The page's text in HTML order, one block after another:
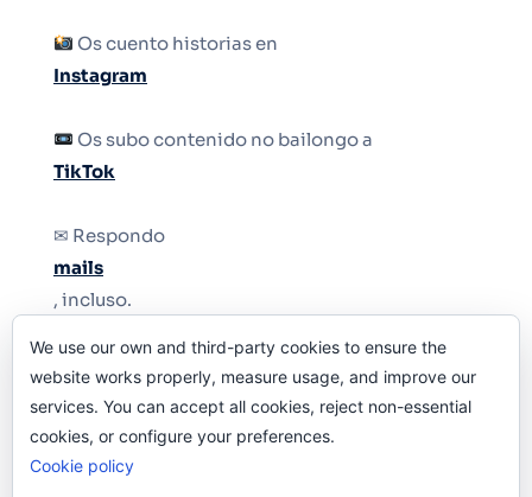
Os cuento historias en
Instagram
Os subo contenido no bailongo a
TikTok
✉ Respondo
mails
, incluso.
Y si una persona no puede tener teléfono, que
le quiten el teléfono.
We use our own and third-party cookies to ensure the
website works properly, measure usage, and improve our
services. You can accept all cookies, reject non-essential
cookies, or configure your preferences.
Cookie policy